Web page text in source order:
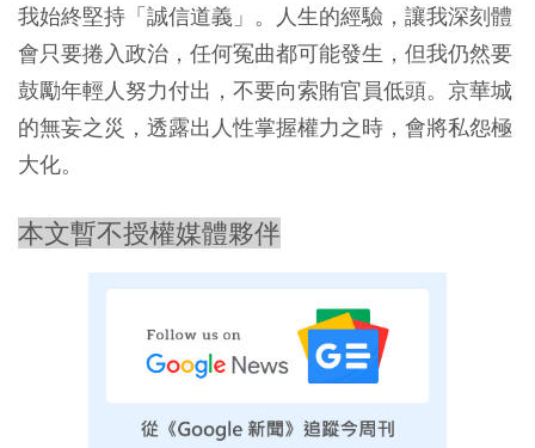
我始終堅持「誠信道義」。人生的經驗，讓我深刻體
會只要捲入政治，任何冤曲都可能發生，但我仍然要
鼓勵年輕人努力付出，不要向索賄官員低頭。京華城
的無妄之災，透露出人性掌握權力之時，會將私怨極
大化。
本文暫不授權媒體夥伴